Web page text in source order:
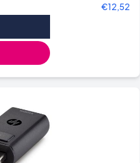
€12,52